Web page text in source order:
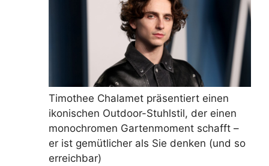
Timothee Chalamet präsentiert einen
ikonischen Outdoor-Stuhlstil, der einen
monochromen Gartenmoment schafft –
er ist gemütlicher als Sie denken (und so
erreichbar)